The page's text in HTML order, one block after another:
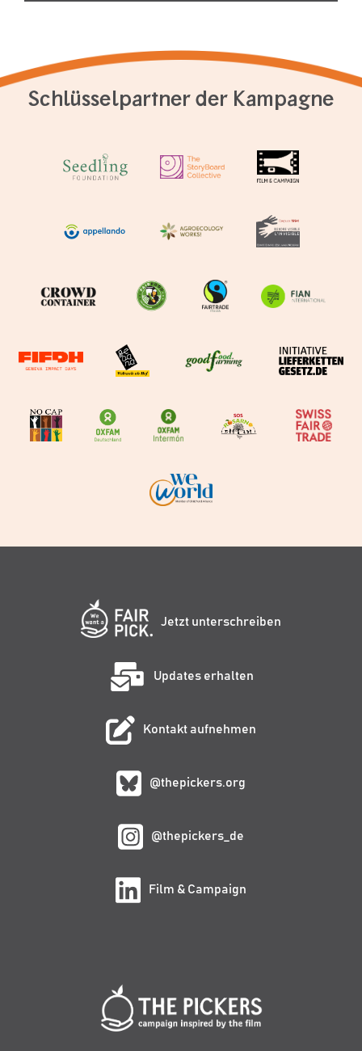
Schlüsselpartner der Kampagne
Jetzt unterschreiben
Updates erhalten
Kontakt aufnehmen
@thepickers.org
@thepickers_de
Film & Campaign